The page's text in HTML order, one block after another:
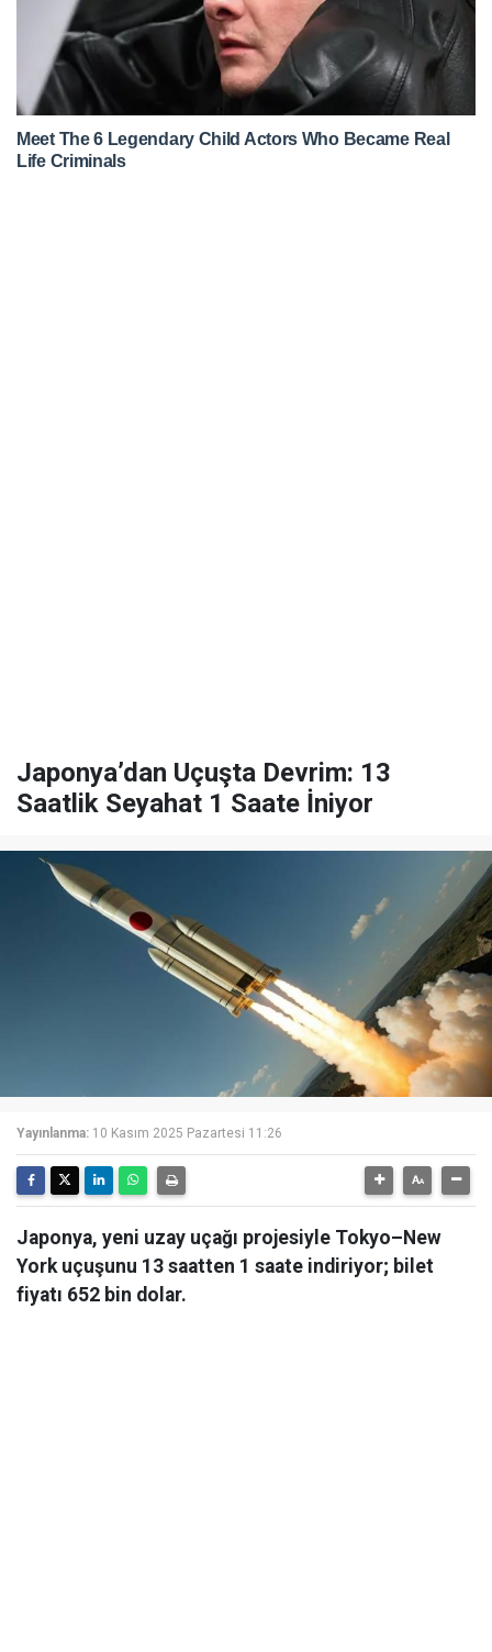
Japonya’dan Uçuşta Devrim: 13
Saatlik Seyahat 1 Saate İniyor
Yayınlanma: 10 Kasım 2025 Pazartesi 11:26
Japonya, yeni uzay uçağı projesiyle Tokyo–New
York uçuşunu 13 saatten 1 saate indiriyor; bilet
fiyatı 652 bin dolar.